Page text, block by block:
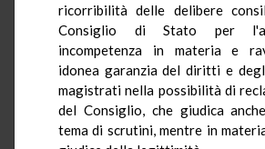
ricorribilità delle delibere
Consiglio di Stato per
incompetenza in materia e
idonea garanzia del diritti e
magistrati nella possibilità di
del Consiglio, che giudica
tema di scrutini, mentre in